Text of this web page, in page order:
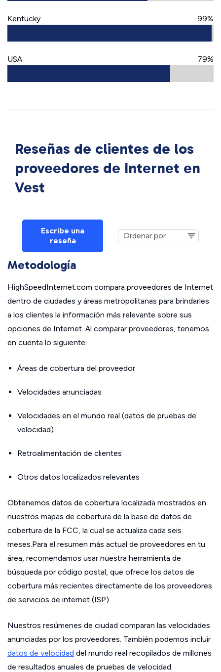
Kentucky 99%
USA 79%
Reseñas de clientes de los
proveedores de Internet en
Vest
Escribe una
reseña
Metodología
HighSpeedInternet.com compara proveedores de Internet
dentro de ciudades y áreas metropolitanas para brindarles
a los clientes la información más relevante sobre sus
opciones de Internet. Al comparar proveedores, tenemos
en cuenta lo siguiente:
Áreas de cobertura del proveedor
Velocidades anunciadas
Velocidades en el mundo real (datos de pruebas de
velocidad)
Retroalimentación de clientes
Otros datos localizados relevantes
Obtenemos datos de cobertura localizada mostrados en
nuestros mapas de cobertura de la base de datos de
cobertura de la FCC, la cual se actualiza cada seis
meses.Para el resumen más actual de proveedores en tu
área, recomendamos usar nuestra herramienta de
búsqueda por código postal, que ofrece los datos de
cobertura más recientes directamente de los proveedores
de servicios de internet (ISP).
Nuestros resúmenes de ciudad comparan las velocidades
anunciadas por los proveedores. También podemos incluir
datos de velocidad del mundo real recopilados de millones
de resultados anuales de pruebas de velocidad.